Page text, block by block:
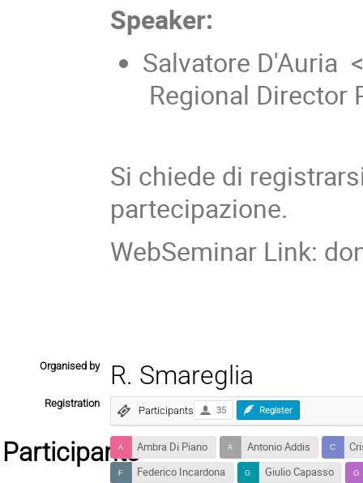
Speaker:
Salvatore D'Auria
Regional Director
Si chiede di
partecipazione.
WebSeminar Link:
Organised by R. Smareglia
Registration
Participants 35 Register
ParticipantsAmbra Di Piano Antonio Addis
Federico Incardona
Giulio Capasso